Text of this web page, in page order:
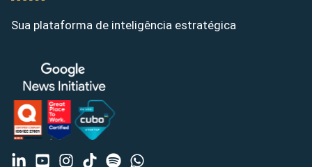
Sua plataforma de inteligência estratégica